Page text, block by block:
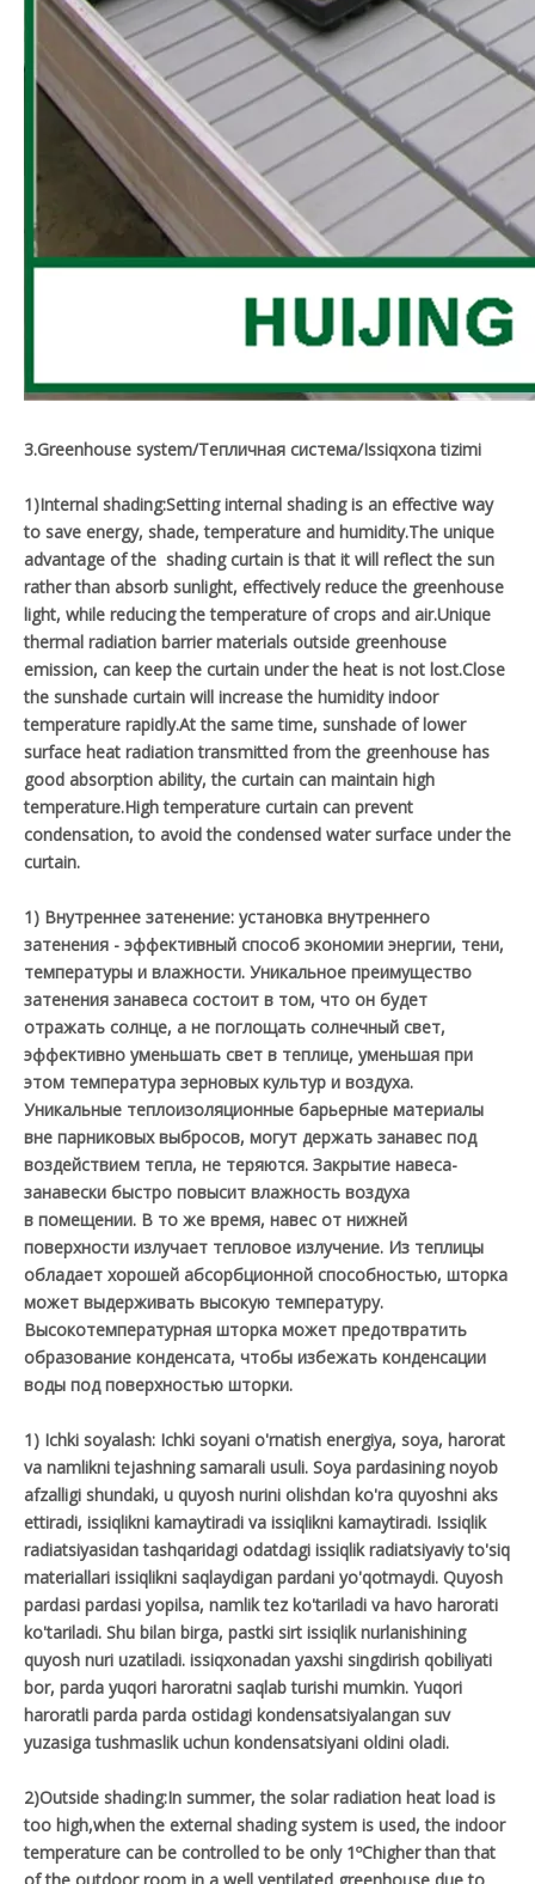
3.Greenhouse system/Тепличная система/Issiqxona tizimi
1)Internal shading:Setting internal shading is an effective way
to save energy, shade, temperature and humidity.The unique
advantage of the shading curtain is that it will reflect the sun
rather than absorb sunlight, effectively reduce the greenhouse
light, while reducing the temperature of crops and air.Unique
thermal radiation barrier materials outside greenhouse
emission, can keep the curtain under the heat is not lost.Close
the sunshade curtain will increase the humidity indoor
temperature rapidly.At the same time, sunshade of lower
surface heat radiation transmitted from the greenhouse has
good absorption ability, the curtain can maintain high
temperature.High temperature curtain can prevent
condensation, to avoid the condensed water surface under the
curtain.
1) Внутреннее затенение: установка внутреннего
затенения - эффективный способ экономии энергии, тени,
температуры и влажности. Уникальное преимущество
затенения занавеса состоит в том, что он будет
отражать солнце, а не поглощать солнечный свет,
эффективно уменьшать свет в теплице, уменьшая при
этом температура зерновых культур и воздуха.
Уникальные теплоизоляционные барьерные материалы
вне парниковых выбросов, могут держать занавес под
воздействием тепла, не теряются. Закрытие навеса-
занавески быстро повысит влажность воздуха
в помещении. В то же время, навес от нижней
поверхности излучает тепловое излучение. Из теплицы
обладает хорошей абсорбционной способностью, шторка
может выдерживать высокую температуру.
Высокотемпературная шторка может предотвратить
образование конденсата, чтобы избежать конденсации
воды под поверхностью шторки.
1) Ichki soyalash: Ichki soyani o'rnatish energiya, soya, harorat
va namlikni tejashning samarali usuli. Soya pardasining noyob
afzalligi shundaki, u quyosh nurini olishdan ko'ra quyoshni aks
ettiradi, issiqlikni kamaytiradi va issiqlikni kamaytiradi. Issiqlik
radiatsiyasidan tashqaridagi odatdagi issiqlik radiatsiyaviy to'siq
materiallari issiqlikni saqlaydigan pardani yo'qotmaydi. Quyosh
pardasi pardasi yopilsa, namlik tez ko'tariladi va havo harorati
ko'tariladi. Shu bilan birga, pastki sirt issiqlik nurlanishining
quyosh nuri uzatiladi. issiqxonadan yaxshi singdirish qobiliyati
bor, parda yuqori haroratni saqlab turishi mumkin. Yuqori
haroratli parda parda ostidagi kondensatsiyalangan suv
yuzasiga tushmaslik uchun kondensatsiyani oldini oladi.
2)Outside shading:In summer, the solar radiation heat load is
too high,when the external shading system is used, the indoor
temperature can be controlled to be only 1ºChigher than that